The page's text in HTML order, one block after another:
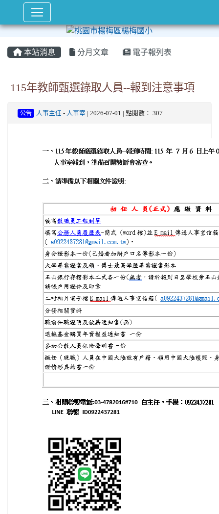
本站消息 分月文章 電子報列表
115年教師甄選錄取人員--報到注意事項
公告 人事主任- 人事室 | 2026-07-01 | 點閱數： 307